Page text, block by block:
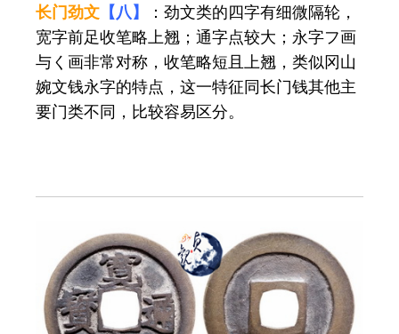
长门劲文 【八】
：劲文类的四字有细微隔轮，
宽字前足收笔略上翘；通字点较大；永字フ画
与く画非常对称，收笔略短且上翘，类似冈山
婉文钱永字的特点，这一特征同长门钱其他主
要门类不同，比较容易区分。